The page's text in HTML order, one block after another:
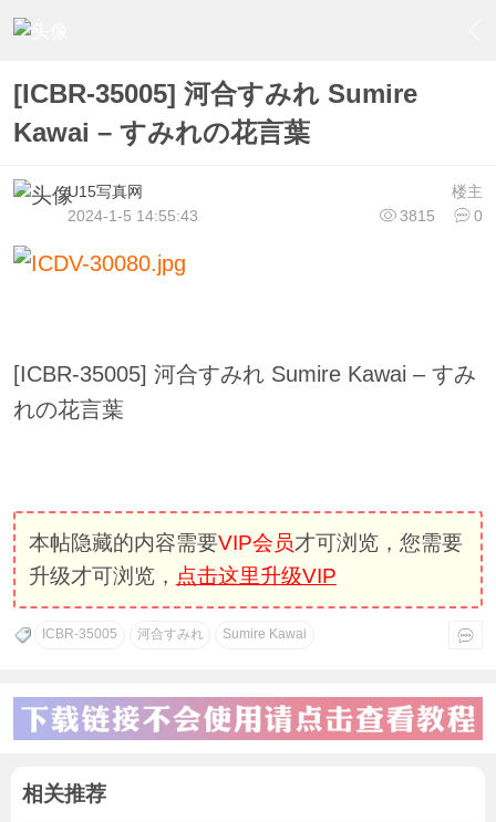
[ICBR-35005] 河合すみれ Sumire
Kawai – すみれの花言葉
楼主
U15写真网
3815
0
2024-1-5 14:55:43
[ICBR-35005] 河合すみれ Sumire Kawai – すみ
れの花言葉
本帖隐藏的内容需要VIP会员才可浏览，您需要
升级才可浏览， 点击这里升级VIP
ICBR-35005 河合すみれ Sumire Kawai
相关推荐